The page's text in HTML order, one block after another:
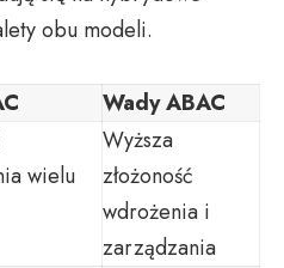
obu modeli.
Wady ABAC
wielu
Wyższa
złożoność
wdrożenia i
zarządzania